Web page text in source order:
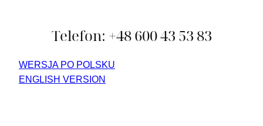
Telefon: +48 600 43 53 83
WERSJA PO POLSKU
ENGLISH VERSION